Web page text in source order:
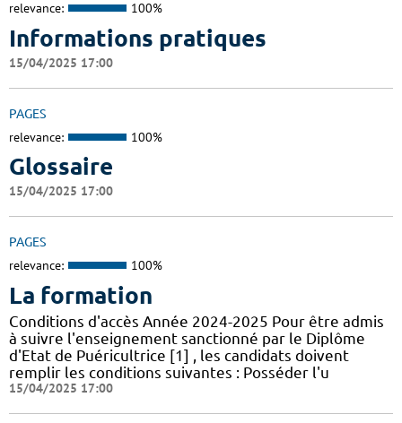
relevance: 100%
Informations pratiques
15/04/2025 17:00
PAGES
relevance: 100%
Glossaire
15/04/2025 17:00
PAGES
relevance: 100%
La formation
Conditions d'accès Année 2024-2025 Pour être admis
à suivre l'enseignement sanctionné par le Diplôme
d'Etat de Puéricultrice [1] , les candidats doivent
remplir les conditions suivantes : Posséder l'u
15/04/2025 17:00